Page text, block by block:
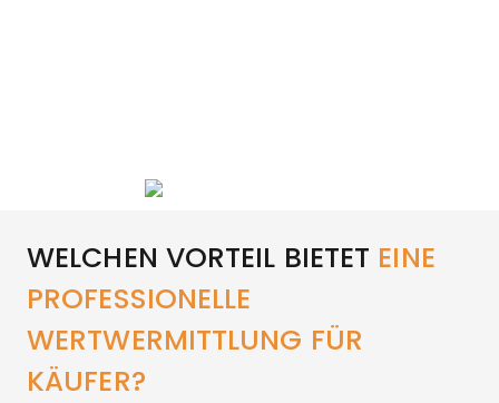
WELCHEN VORTEIL BIETET EINE
PROFESSIONELLE
WERTWERMITTLUNG FÜR
KÄUFER?